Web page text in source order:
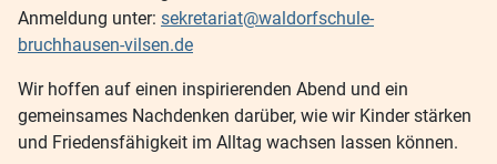
Anmeldung unter: sekretariat@waldorfschule-
bruchhausen-vilsen.de
Wir hoffen auf einen inspirierenden Abend und ein
gemeinsames Nachdenken darüber, wie wir Kinder stärken
und Friedensfähigkeit im Alltag wachsen lassen können.